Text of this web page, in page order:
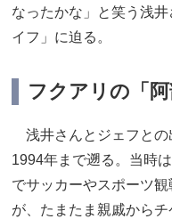
なったかな」と笑う浅
イフ」に迫る。
フクアリの「
浅井さんとジェフとの
1994年まで遡る。当時
でサッカーやスポーツ
が、たまたま親戚から